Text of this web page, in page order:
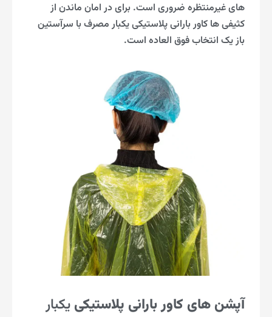
های غیرمنتظره ضروری است. برای در امان ماندن از
کثیفی ها کاور بارانی پلاستیکی یکبار مصرف با سرآستین
باز یک انتخاب فوق العاده است.
آپشن های کاور بارانی پلاستیکییکبار